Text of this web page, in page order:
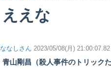
ええな
ななしさん 2023/05/08(月)
青山剛昌（殺人事件のトリック